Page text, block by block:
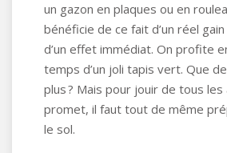
un gazon en plaques ou en
bénéficie de ce fait d’un réel
d’un effet immédiat. On profite
temps d’un joli tapis vert. Que
plus ? Mais pour jouir de tous les
promet, il faut tout de même
le sol.